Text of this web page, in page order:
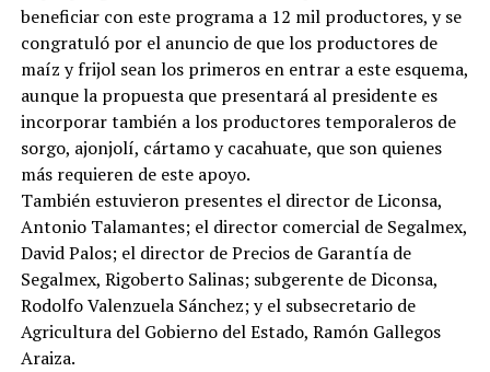
beneficiar con este programa a 12 mil productores, y se
congratuló por el anuncio de que los productores de
maíz y frijol sean los primeros en entrar a este esquema,
aunque la propuesta que presentará al presidente es
incorporar también a los productores temporaleros de
sorgo, ajonjolí, cártamo y cacahuate, que son quienes
más requieren de este apoyo.
También estuvieron presentes el director de Liconsa,
Antonio Talamantes; el director comercial de Segalmex,
David Palos; el director de Precios de Garantía de
Segalmex, Rigoberto Salinas; subgerente de Diconsa,
Rodolfo Valenzuela Sánchez; y el subsecretario de
Agricultura del Gobierno del Estado, Ramón Gallegos
Araiza.